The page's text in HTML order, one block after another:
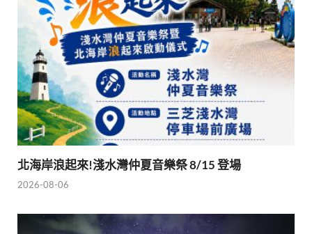
北海岸浪起來!淺水灣仲夏音樂祭 8/15 登場
2026-08-06